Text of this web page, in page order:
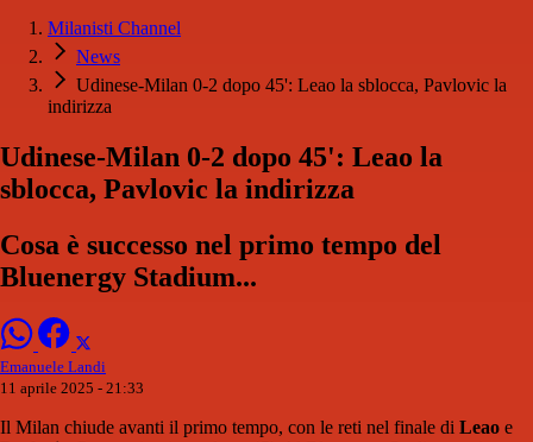
Milanisti Channel
News
Udinese-Milan 0-2 dopo 45': Leao la sblocca, Pavlovic la
indirizza
Udinese-Milan 0-2 dopo 45': Leao la
sblocca, Pavlovic la indirizza
Cosa è successo nel primo tempo del
Bluenergy Stadium...
Emanuele Landi
11 aprile 2025 - 21:33
Il Milan chiude avanti il primo tempo, con le reti nel finale di Leao e